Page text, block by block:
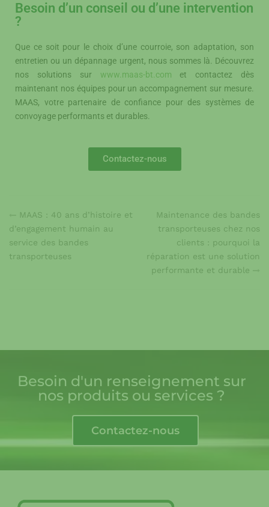
Besoin d’un conseil ou d’une intervention
?
Que ce soit pour le choix d’une courroie, son adaptation, son
entretien ou un dépannage urgent, nous sommes là. Découvrez
nos solutions sur
www.maas-bt.com et contactez dès
maintenant nos équipes pour un accompagnement sur mesure.
MAAS, votre partenaire de confiance pour des systèmes de
convoyage performants et durables.
Contactez-nous
MAAS : 40 ans d’histoire et
d’engagement humain au
service des bandes
transporteuses
Maintenance des bandes
transporteuses chez nos
clients : pourquoi la
réparation est une solution
performante et durable
Besoin d'un renseignement sur
nos produits ou services ?
Contactez-nous